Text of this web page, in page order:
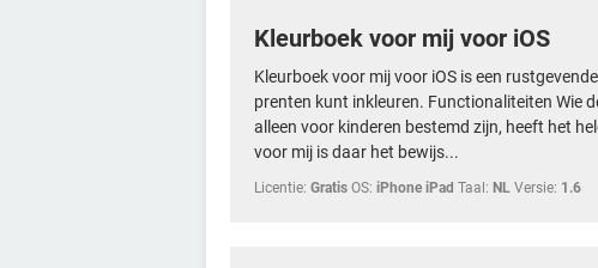
Kleurboek voor mij voor iOS
Kleurboek voor mij voor iOS is een
prenten kunt inkleuren. Functionaliteiten Wie
alleen voor kinderen bestemd zijn, heeft het
voor mij is daar het bewijs...
Licentie: Gratis OS: iPhone iPad Taal: NL Versie: 1.6